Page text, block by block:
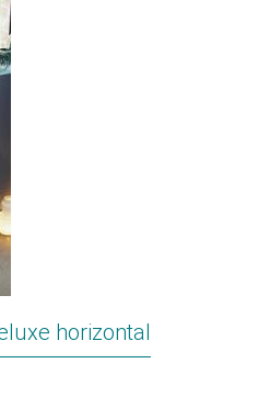
horizontal